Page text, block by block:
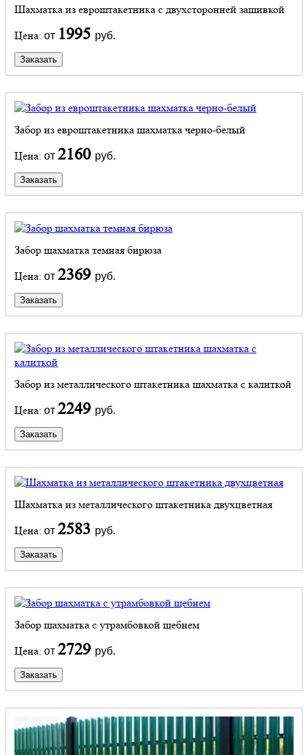
Шахматка из евроштакетника с двухсторонней зашивкой
Цена: от 1995 руб.
Заказать
Забор из евроштакетника шахматка черно-белый
Цена: от 2160 руб.
Заказать
Забор шахматка темная бирюза
Цена: от 2369 руб.
Заказать
Забор из металлического штакетника шахматка с калиткой
Цена: от 2249 руб.
Заказать
Шахматка из металлического штакетника двухцветная
Цена: от 2583 руб.
Заказать
Забор шахматка с утрамбовкой щебнем
Цена: от 2729 руб.
Заказать